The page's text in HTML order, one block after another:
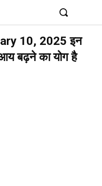
10, 2025 इन
बढ़ने का योग है